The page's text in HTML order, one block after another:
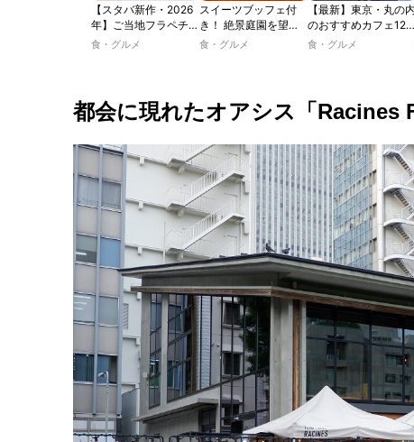
【スタバ新作・2026
年】ご当地フラペチー
ノが新登場！ 地域と
PROGRAM」が青
森・群馬・沖縄で始
食レポート
食・グルメ
スイーツブッフェ付
き！ 絶景庭園を望む
ホテルレストランで味
食・グルメ
【最新】東京・丸の内
のおすすめカフェ12
選｜ひとりでゆったり
ルラウンジまで！
食・グルメ
都会に現れたオアシス「Racines